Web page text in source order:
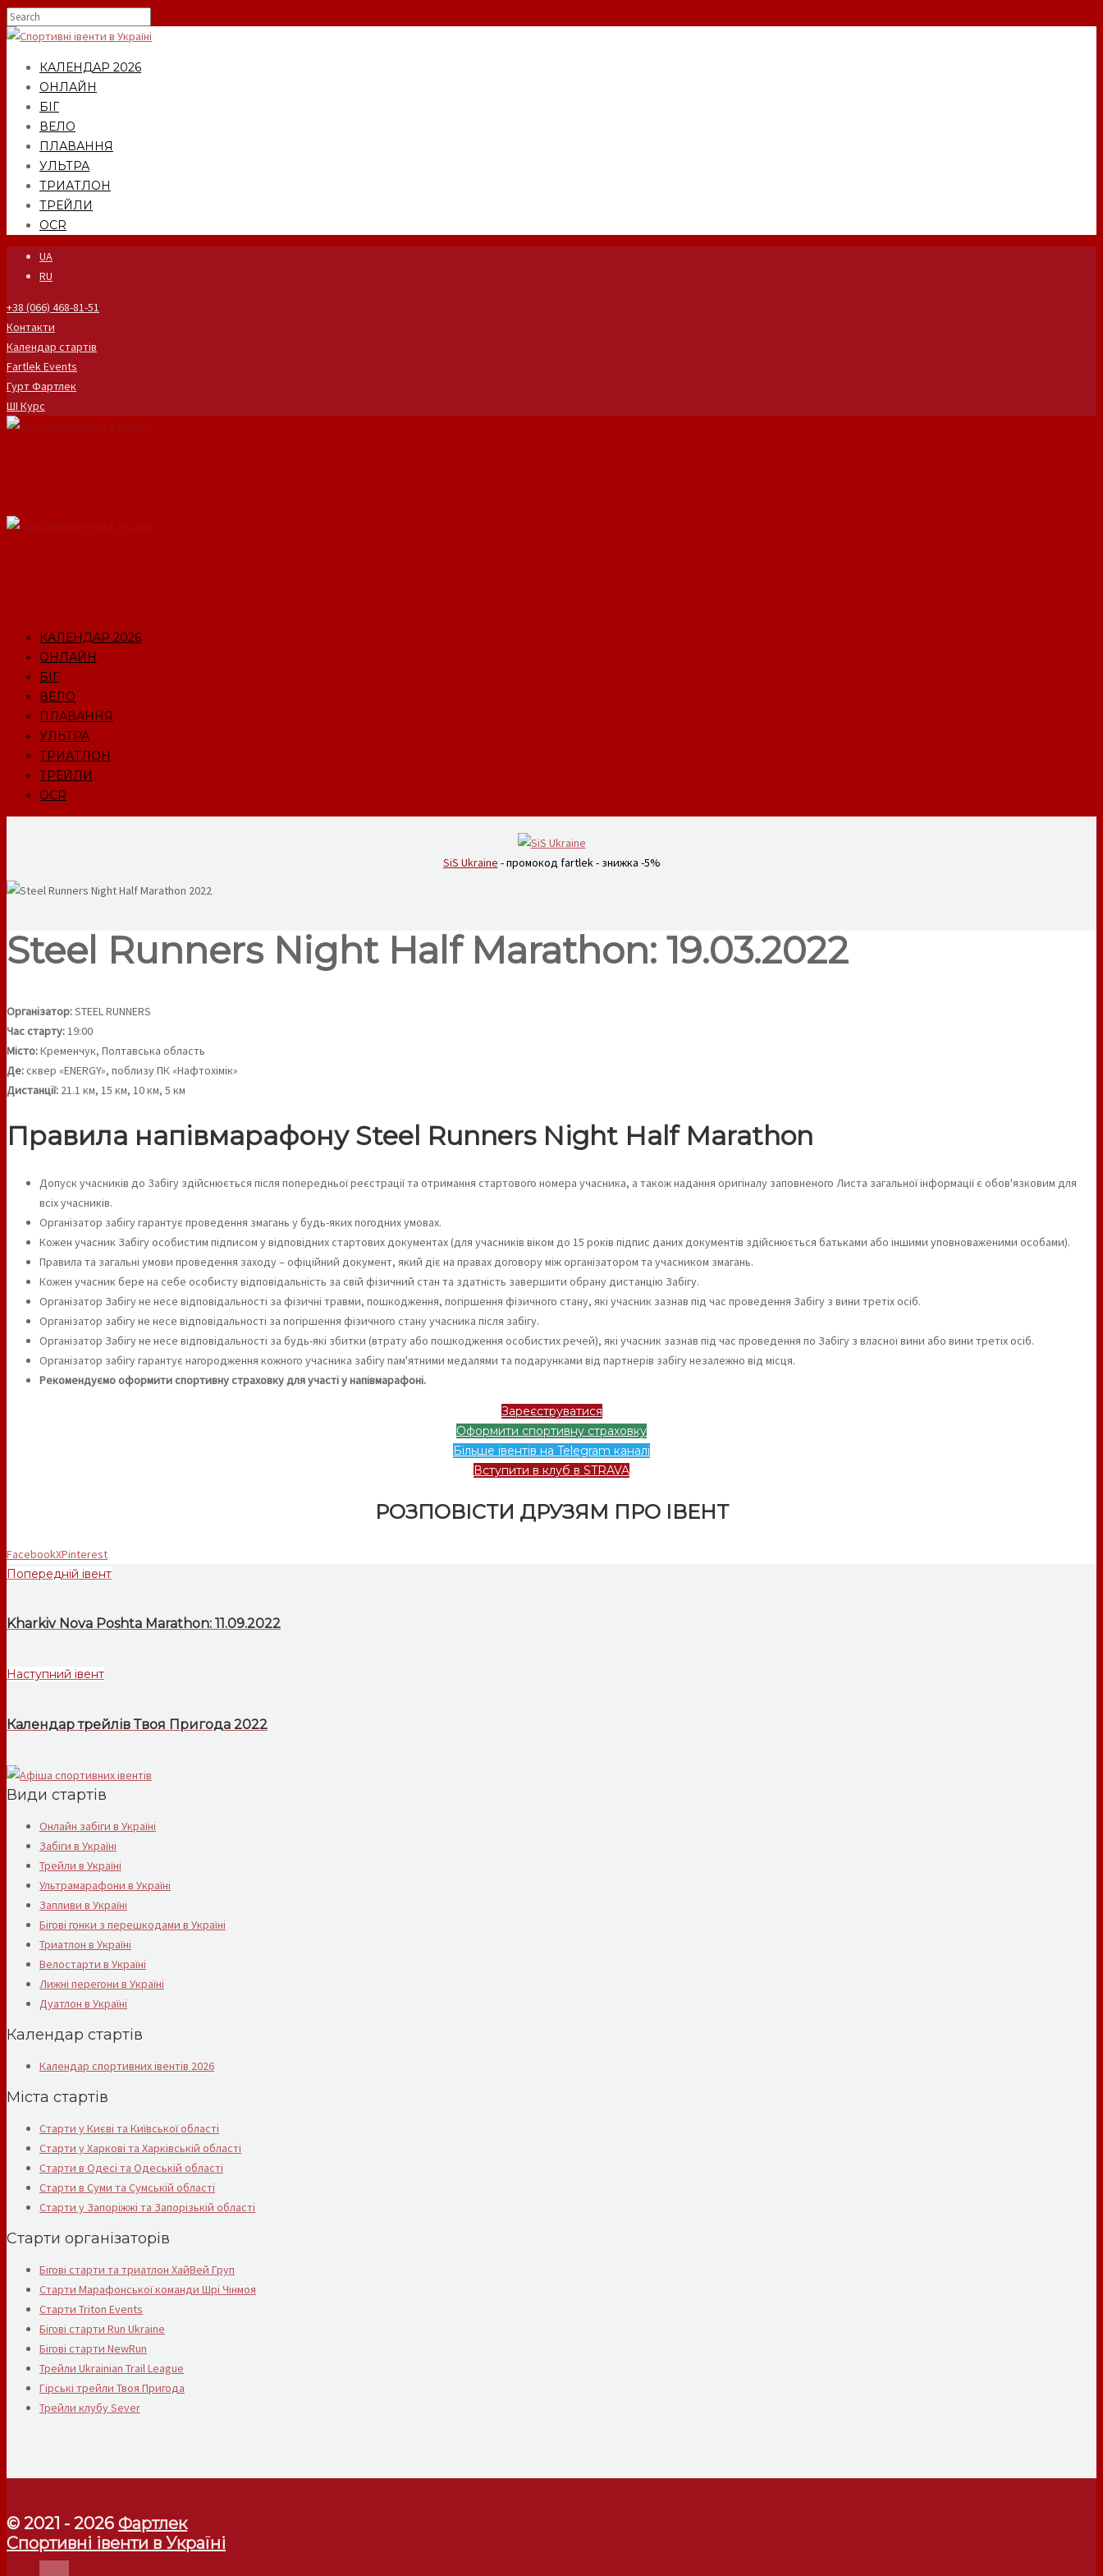
КАЛЕНДАР 2026
ОНЛАЙН
БІГ
ВЕЛО
ПЛАВАННЯ
УЛЬТРА
ТРИАТЛОН
ТРЕЙЛИ
OCR
UA
RU
+38 (066) 468-81-51
Контакти
Календар стартів
Fartlek Events
Гурт Фартлек
ШІ Курс
КАЛЕНДАР 2026
ОНЛАЙН
БІГ
ВЕЛО
ПЛАВАННЯ
УЛЬТРА
ТРИАТЛОН
ТРЕЙЛИ
OCR
SiS Ukraine - промокод fartlek - знижка -5%
Steel Runners Night Half Marathon: 19.03.2022
Організатор:STEEL RUNNERS
Час старту:19:00
Місто:Кременчук, Полтавська область
Де:сквер «ENERGY», поблизу ПК «Нафтохімік»
Дистанції: 21.1 км, 15 км, 10 км, 5 км
Правила напівмарафону Steel Runners Night Half Marathon
Допуск учасників до Забігу здійснюється після попередньої реєстрації та отримання стартового номера учасника, а також надання оригіналу заповненого Листа загальної інформації є обов'язковим для
всіх учасників.
Організатор забігу гарантує проведення змагань у будь-яких погодних умовах.
Кожен учасник Забігу особистим підписом у відповідних стартових документах (для учасників віком до 15 років підпис даних документів здійснюється батьками або іншими уповноваженими особами).
Правила та загальні умови проведення заходу – офіційний документ, який діє на правах договору між організатором та учасником змагань.
Кожен учасник бере на себе особисту відповідальність за свій фізичний стан та здатність завершити обрану дистанцію Забігу.
Організатор Забігу не несе відповідальності за фізичні травми, пошкодження, погіршення фізичного стану, які учасник зазнав під час проведення Забігу з вини третіх осіб.
Організатор забігу не несе відповідальності за погіршення фізичного стану учасника після забігу.
Організатор Забігу не несе відповідальності за будь-які збитки (втрату або пошкодження особистих речей), які учасник зазнав під час проведення по Забігу з власної вини або вини третіх осіб.
Організатор забігу гарантує нагородження кожного учасника забігу пам'ятними медалями та подарунками від партнерів забігу незалежно від місця.
Рекомендуємо оформити спортивну страховку для участі у напівмарафоні.
Зареєструватися
Оформити спортивну страховку
Більше івентів на Telegram каналі
Вступити в клуб в STRAVA
РОЗПОВІСТИ ДРУЗЯМ ПРО ІВЕНТ
FacebookXPinterest
Попередній івент
Kharkiv Nova Poshta Marathon: 11.09.2022
Наступний івент
Календар трейлів Твоя Пригода 2022
Види стартів
Онлайн забіги в Україні
Забіги в Україні
Трейли в Україні
Ультрамарафони в Україні
Запливи в Україні
Бігові гонки з перешкодами в Україні
Триатлон в Україні
Велостарти в Україні
Лижні перегони в Україні
Дуатлон в Україні
Календар стартів
Календар спортивних івентів 2026
Міста стартів
Старти у Києві та Київської області
Старти у Харкові та Харківській області
Старти в Одесі та Одеській області
Старти в Суми та Сумській області
Старти у Запоріжжі та Запорізькій області
Старти організаторів
Бігові старти та триатлон ХайВей Груп
Старти Марафонської команди Шрі Чінмоя
Старти Triton Events
Бігові старти Run Ukraine
Бігові старти NewRun
Трейли Ukrainian Trail League
Гірські трейли Твоя Пригода
Трейли клубу Sever
© 2021 - 2026 Фартлек
Спортивні івенти в Україні